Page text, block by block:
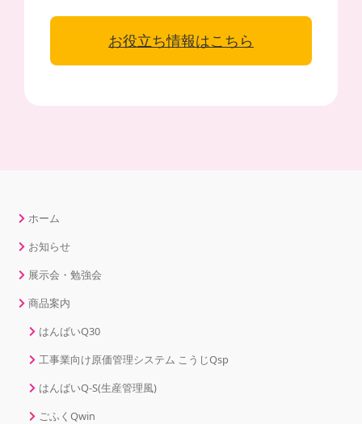
お役立ち情報はこちら
ホーム
お知らせ
展示会・勉強会
商品案内
はんばいQ30
工事業向け原価管理システム こうじQsp
はんばいQ-S(生産管理風)
ごふくQwin